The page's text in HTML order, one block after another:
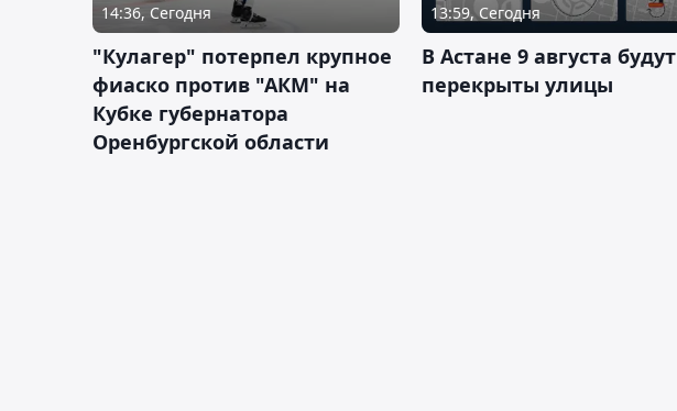
14:36, Сегодня
"Кулагер" потерпел крупное
фиаско против "АКМ" на
Кубке губернатора
Оренбургской области
13:59, Сегодня
В Астане 9 августа будут
перекрыты улицы